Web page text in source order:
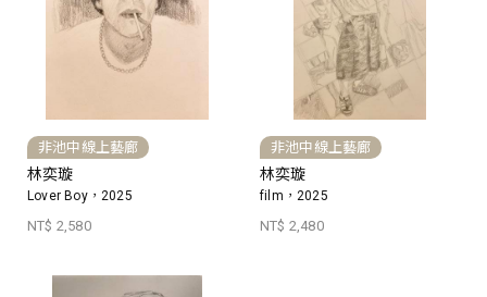
非池中線上藝廊
林奕璇
Lover Boy，2025
NT$ 2,580
非池中線上藝廊
林奕璇
film，2025
NT$ 2,480